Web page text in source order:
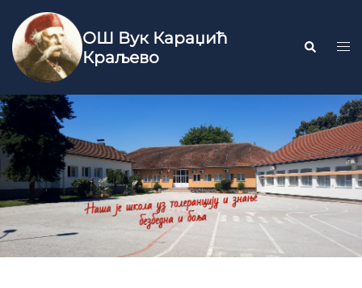
ОШ Вук Караџић
Краљево